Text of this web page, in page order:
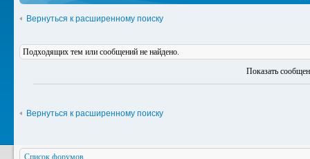
Вернуться к расширенному поиску
Подходящих тем или сообщений не найдено.
Показать
Вернуться к расширенному поиску
Список форумов